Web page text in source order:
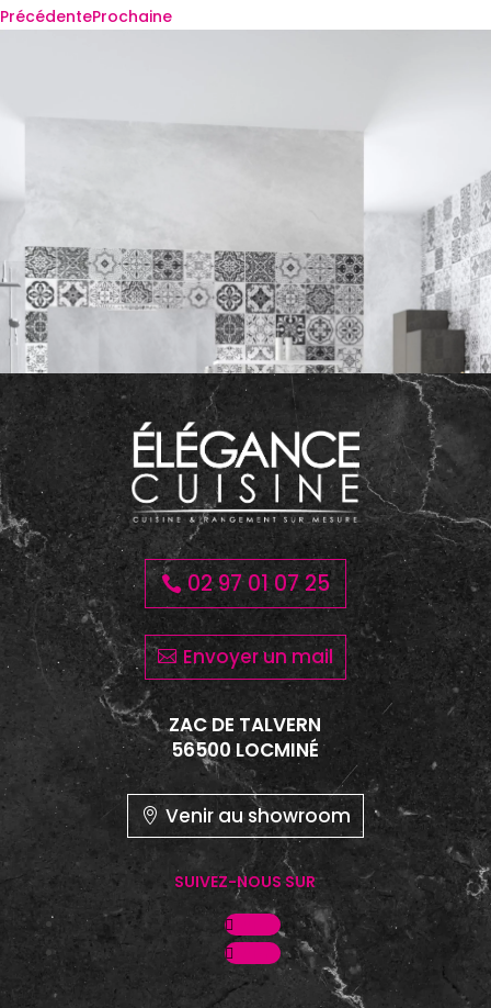
PrécédenteProchaine
Rivoli
02 97 01 07 25
Envoyer un mail
ZAC DE TALVERN
56500 LOCMINÉ
Venir au showroom
SUIVEZ-NOUS SUR
Suivre
Suivre